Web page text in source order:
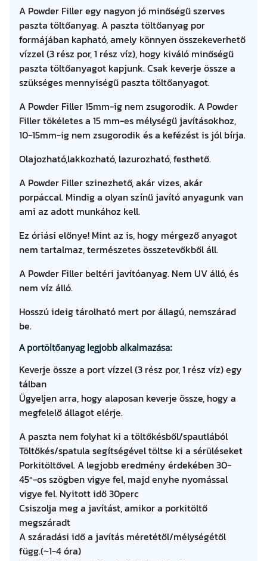
t
.
-
o
s
v
ö
d
ö
r
b
e
m
e
n
n
i
s
g
A Powder Filler egy nagyon jó minőségű szerves
paszta töltőanyag. A paszta töltőanyag por
formájában kapható, amely könnyen összekeverhető
vízzel (3 rész por, 1 rész víz), hogy kiváló minőségű
paszta töltőanyagot kapjunk. Csak keverje össze a
szükséges mennyiségű paszta töltőanyagot.
A Powder Filler 15mm-ig nem zsugorodik. A Powder
Filler tökéletes a 15 mm-es mélységű javításokhoz,
10-15mm-ig nem zsugorodik és a kefézést is jól bírja.
Olajozható,lakkozható, lazurozható, festhető.
A Powder Filler szinezhető, akár vizes, akár
porpáccal. Mindig a olyan színű javító anyagunk van
ami az adott munkához kell.
Ez óriási előnye! Mint az is, hogy mérgező anyagot
nem tartalmaz, természetes összetevőkből áll.
A Powder Filler beltéri javítóanyag. Nem UV álló, és
nem víz álló.
Hosszú ideig tárolható mert por állagú, nemszárad
be.
A portöltőanyag legjobb alkalmazása:
Keverje össze a port vízzel (3 rész por, 1 rész víz) egy
tálban
Ügyeljen arra, hogy alaposan keverje össze, hogy a
megfelelő állagot elérje.
A paszta nem folyhat ki a töltőkésből/spautlából
Töltőkés/spatula segítségével töltse ki a sérüléseket
Porkitöltővel.A legjobb eredmény érdekében 30-
45º-os szögben vigye fel, majd enyhe nyomással
vigye fel. Nyitott idő 30perc
Csiszolja meg a javítást, amikor a porkitöltő
megszáradt
A száradási idő a javítás méretétől/mélységétől
függ.(~1-4 óra)